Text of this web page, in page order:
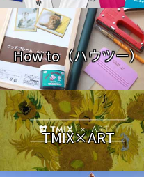
How to（ハウツー）
TMIX×ART